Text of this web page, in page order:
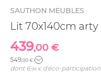
SAUTHON MEUBLES
Lit 70x140cm arty
439,00 €
549,00 €
dont 6,94 €d'éco-participation